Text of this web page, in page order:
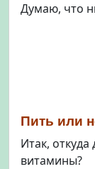
Думаю, что
Пить или
Итак,
витамины?